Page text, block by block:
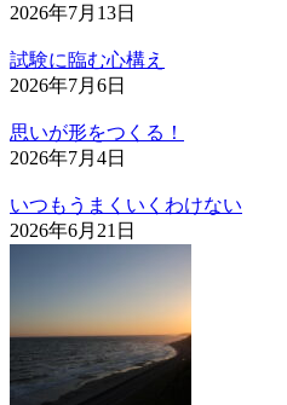
2026年7月13日
試験に臨む心構え
2026年7月6日
思いが形をつくる！
2026年7月4日
いつもうまくいくわけない
2026年6月21日